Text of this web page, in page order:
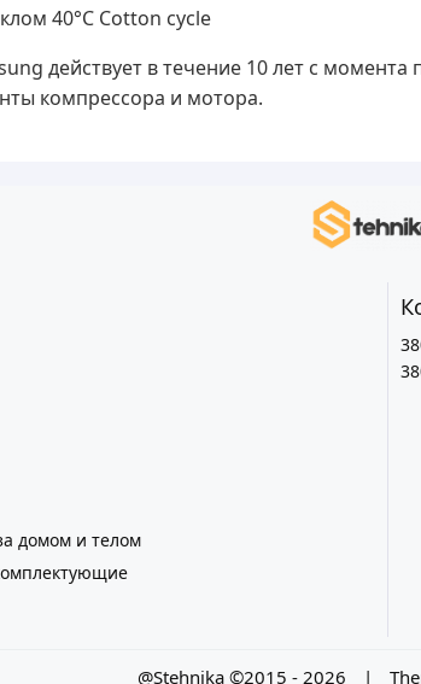
40°C Cotton cycle
действует в течение 10 лет с
компрессора и мотора.
домом и телом
@Stehnika ©2015 - 2026 |